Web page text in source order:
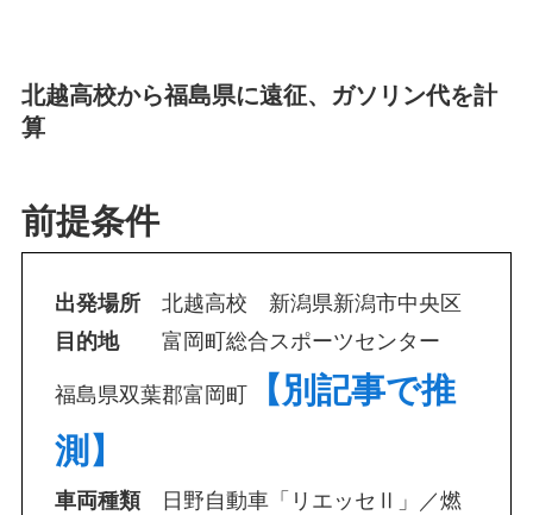
北越高校から福島県に遠征、ガソリン代を計
算
前提条件
出発場所北越高校 新潟県新潟市中央区
目的地富岡町総合スポーツセンター
福島県双葉郡富岡町 【別記事で推
測】
車両種類日野自動車「リエッセⅡ」／燃